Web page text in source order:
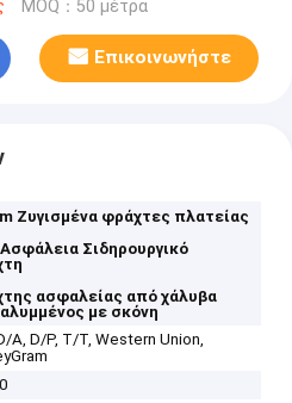
MOQ：50 μέτρα
Επικοινωνήστε
Ζυγισμένα φράχτες πλατείας
Σιδηρουργικό
ασφαλείας από χάλυβα
με σκόνη
A, D/P, T/T, Western Union,